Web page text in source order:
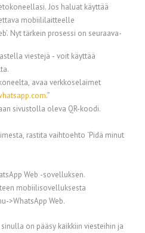
Jos haluat käyttää
mobiililaitteelle
Nyt tärkein prosessi on seuraava-
viestejä - voit käyttää
avaa verkkoselaimet
.”
sivustolla oleva QR-koodi.
rastita vaihtoehto ‘Pidä minut
Web -sovelluksen.
mobiilisovelluksesta
>WhatsApp Web.
on pääsy kaikkiin viesteihin ja